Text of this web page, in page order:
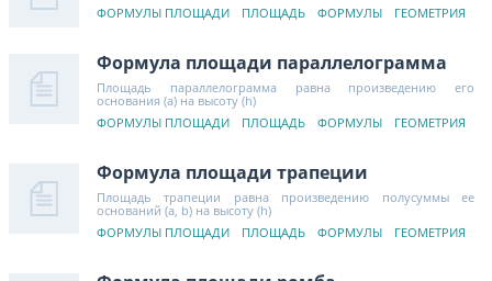
ФОРМУЛЫ ПЛОЩАДИ
ПЛОЩАДЬ ФОРМУЛЫ ГЕОМЕТРИЯ
Формула площади параллелограмма
Площадь параллелограмма равна произведению его
основания (a) на высоту (h)
ФОРМУЛЫ ПЛОЩАДИ
ПЛОЩАДЬ ФОРМУЛЫ ГЕОМЕТРИЯ
Формула площади трапеции
Площадь трапеции равна произведению полусуммы ее
оснований (a, b) на высоту (h)
ФОРМУЛЫ ПЛОЩАДИ
ПЛОЩАДЬ ФОРМУЛЫ ГЕОМЕТРИЯ